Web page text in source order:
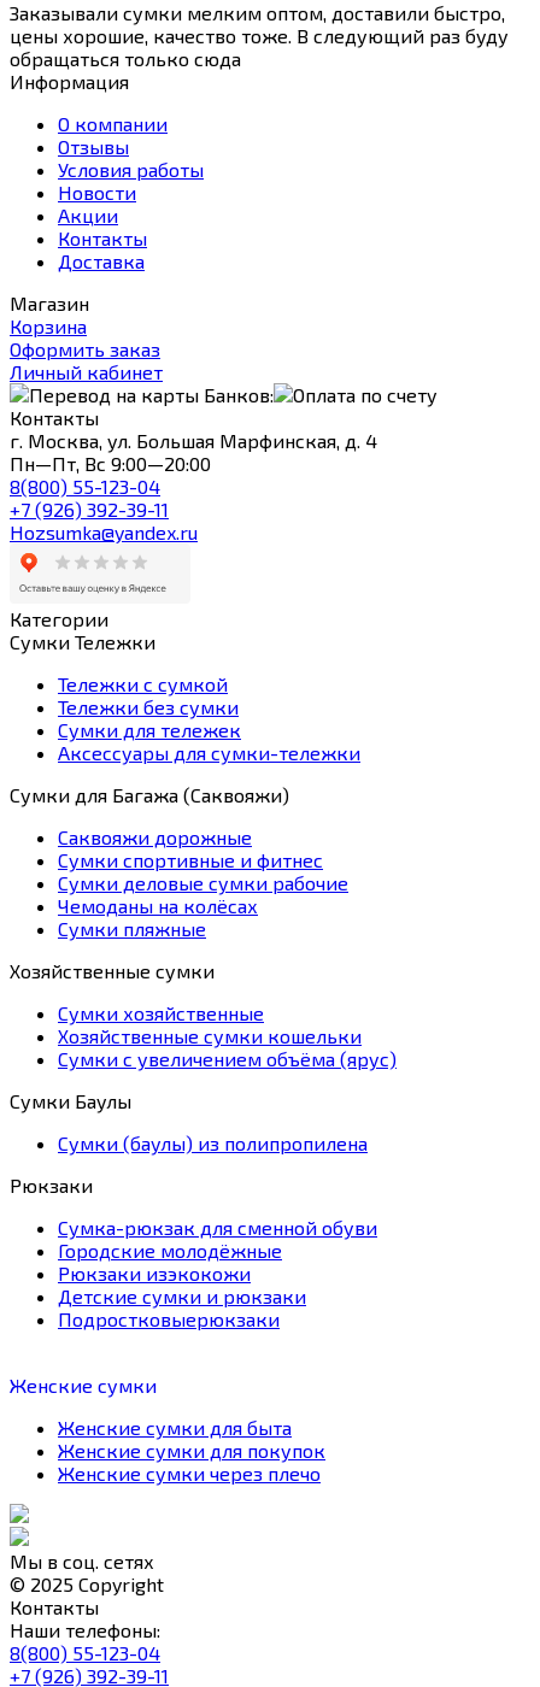
Заказывали сумки мелким оптом, доставили быстро,
цены хорошие, качество тоже. В следующий раз буду
обращаться только сюда
Информация
О компании
Отзывы
Условия работы
Новости
Акции
Контакты
Доставка
Магазин
Корзина
Оформить заказ
Личный кабинет
Контакты
г. Москва, ул. Большая Марфинская, д. 4
Пн—Пт, Вс 9:00—20:00
8(800) 55-123-04
+7 (926) 392-39-11
Hozsumka@yandex.ru
Категории
Сумки Тележки
Тележки с сумкой
Тележки без сумки
Сумки для тележек
Аксессуары для сумки-тележки
Сумки для Багажа (Саквояжи)
Саквояжи дорожные
Сумки спортивные и фитнес
Сумки деловые сумки рабочие
Чемоданы на колёсах
Сумки пляжные
Хозяйственные сумки
Сумки хозяйственные
Хозяйственные сумки кошельки
Сумки с увеличением объёма (ярус)
Сумки Баулы
Сумки (баулы) из полипропилена
Рюкзаки
Сумка-рюкзак для сменной обуви
Городские молодёжные
Рюкзаки изэкокожи
Детские сумки и рюкзаки
Подростковыерюкзаки
Женские сумки
Женские сумки для быта
Женские сумки для покупок
Женские сумки через плечо
Мы в соц. сетях
© 2025 Copyright
Контакты
Наши телефоны:
8(800) 55-123-04
+7 (926) 392-39-11